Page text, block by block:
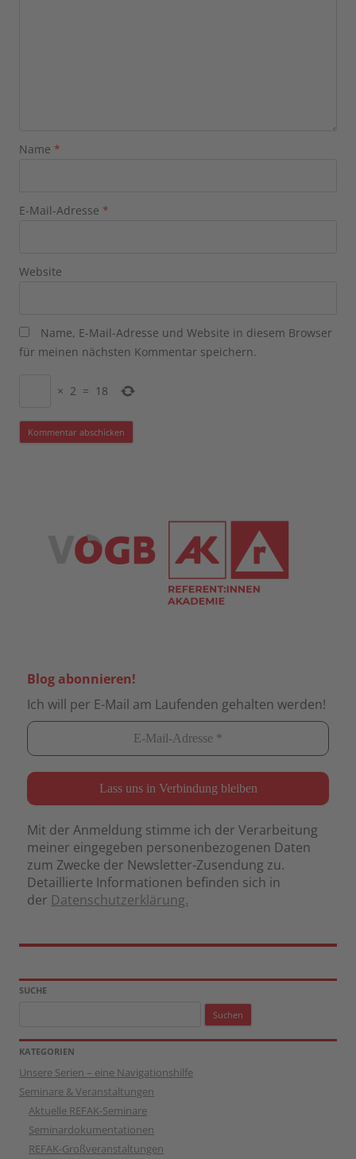
Name *
E-Mail-Adresse *
Website
Name, E-Mail-Adresse und Website in diesem Browser
für meinen nächsten Kommentar speichern.
× 2 = 18
Blog abonnieren!
Ich will per E-Mail am Laufenden gehalten werden!
Mit der Anmeldung stimme ich der Verarbeitung
meiner eingegeben personenbezogenen Daten
zum Zwecke der Newsletter-Zusendung zu.
Detaillierte Informationen befinden sich in
der Datenschutzerklärung.
SUCHE
KATEGORIEN
Unsere Serien – eine Navigationshilfe
Seminare & Veranstaltungen
Aktuelle REFAK-Seminare
Seminardokumentationen
REFAK-Großveranstaltungen